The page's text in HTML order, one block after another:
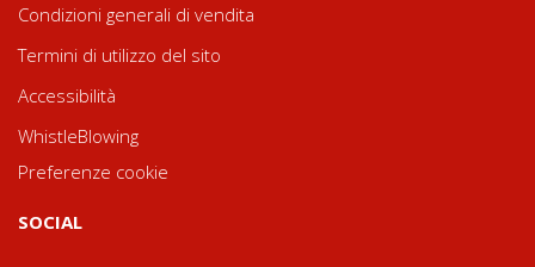
Condizioni generali di vendita
Termini di utilizzo del sito
Accessibilità
WhistleBlowing
Preferenze cookie
SOCIAL